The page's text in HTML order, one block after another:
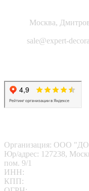
Москва,
sale@expert-
Организация: ООО
Юр/адрес: 127238,
пом. 9/1
ИНН:
КПП: